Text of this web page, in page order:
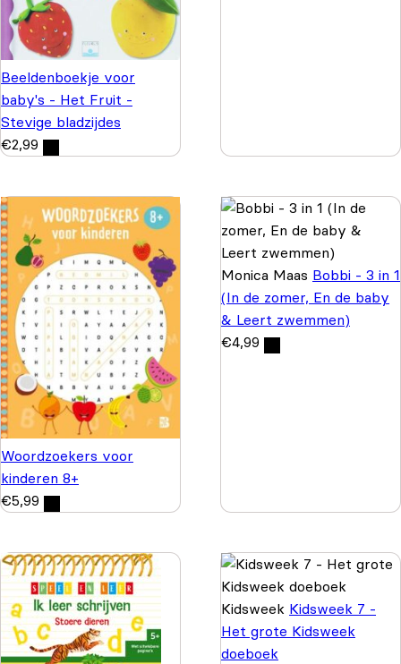
Beeldenboekje voor
baby's - Het Fruit -
Stevige bladzijdes
€2,99
Woordzoekers voor
kinderen 8+
€5,99
Monica Maas Bobbi - 3 in 1
(In de zomer, En de baby
& Leert zwemmen)
€4,99
Kidsweek Kidsweek 7 -
Het grote Kidsweek
doeboek